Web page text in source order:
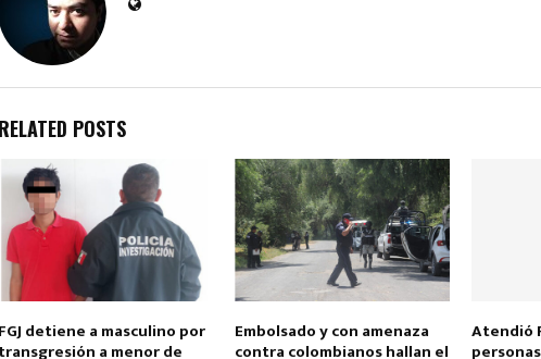
RELATED POSTS
FGJ detiene a masculino por
transgresión a menor de
Embolsado y con amenaza
contra colombianos hallan el
Atendió